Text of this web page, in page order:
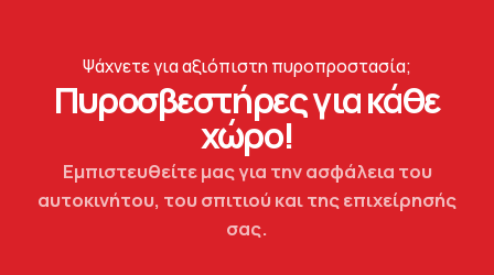
Ψάχνετε για αξιόπιστη πυροπροστασία;
Πυροσβεστήρες για κάθε
χώρο!
Εμπιστευθείτε μας για την ασφάλεια του
αυτοκινήτου, του σπιτιού και της επιχείρησής
σας.